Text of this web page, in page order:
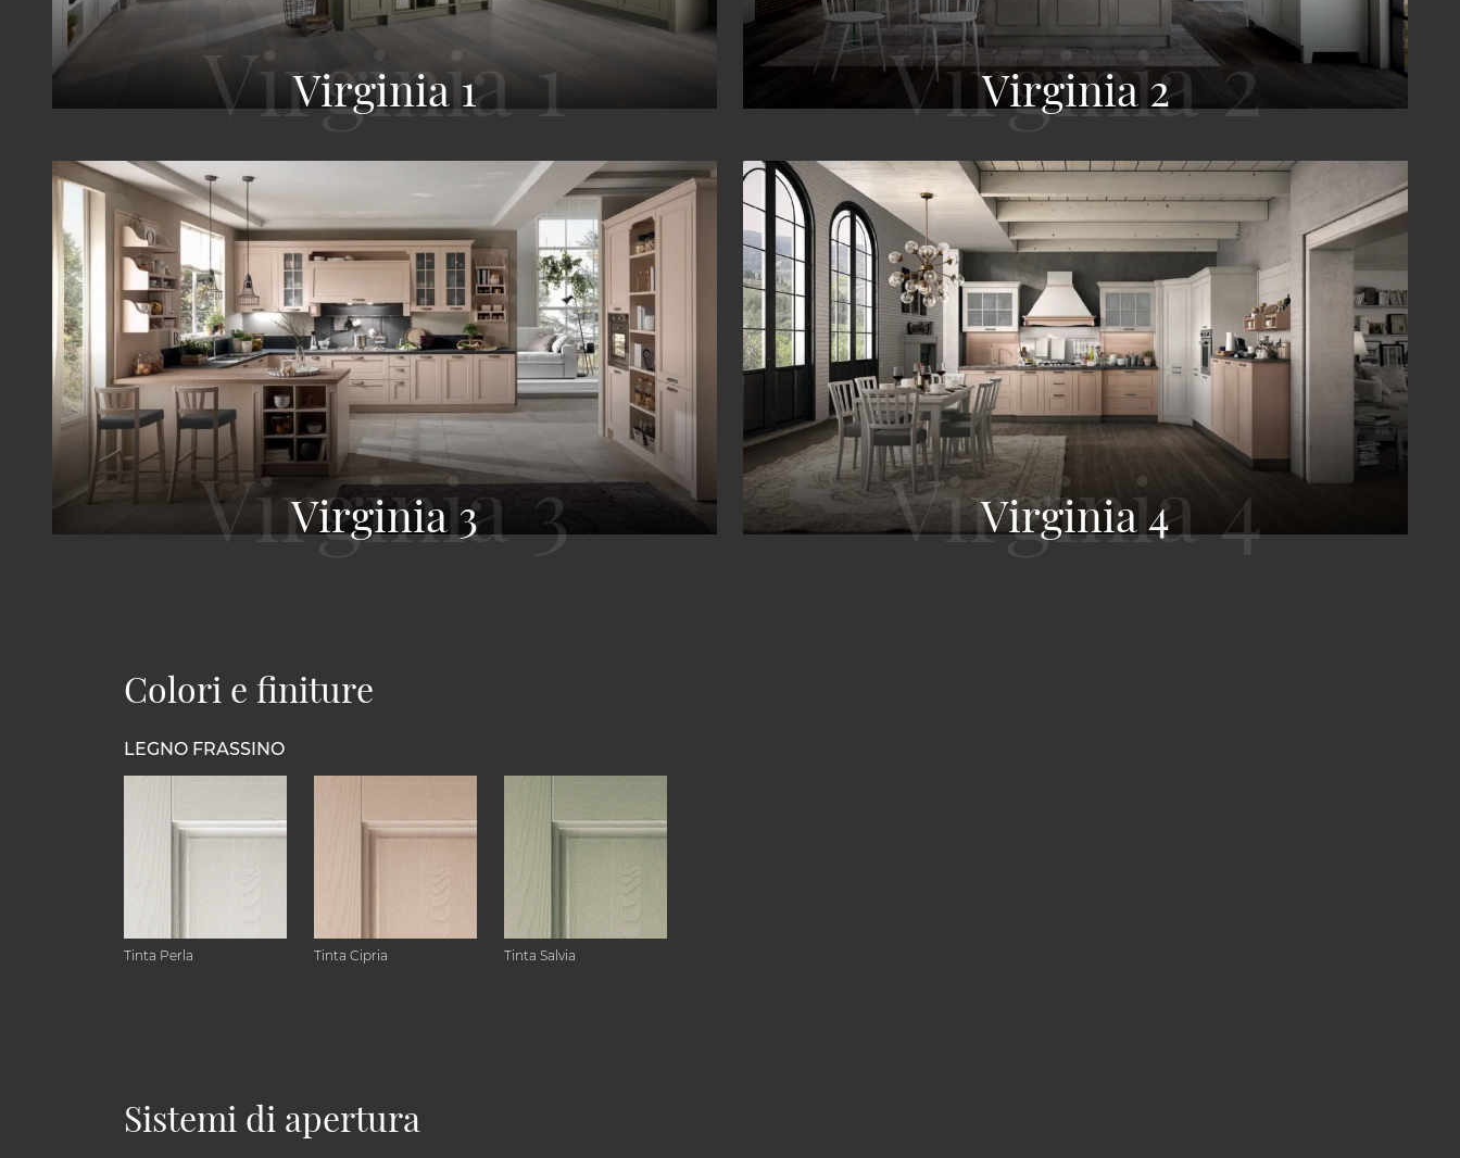
Virginia 1 Virginia 2
Virginia 3 Virginia 4
Colori e finiture
LEGNO FRASSINO
Tinta Perla Tinta Cipria Tinta Salvia
Sistemi di apertura